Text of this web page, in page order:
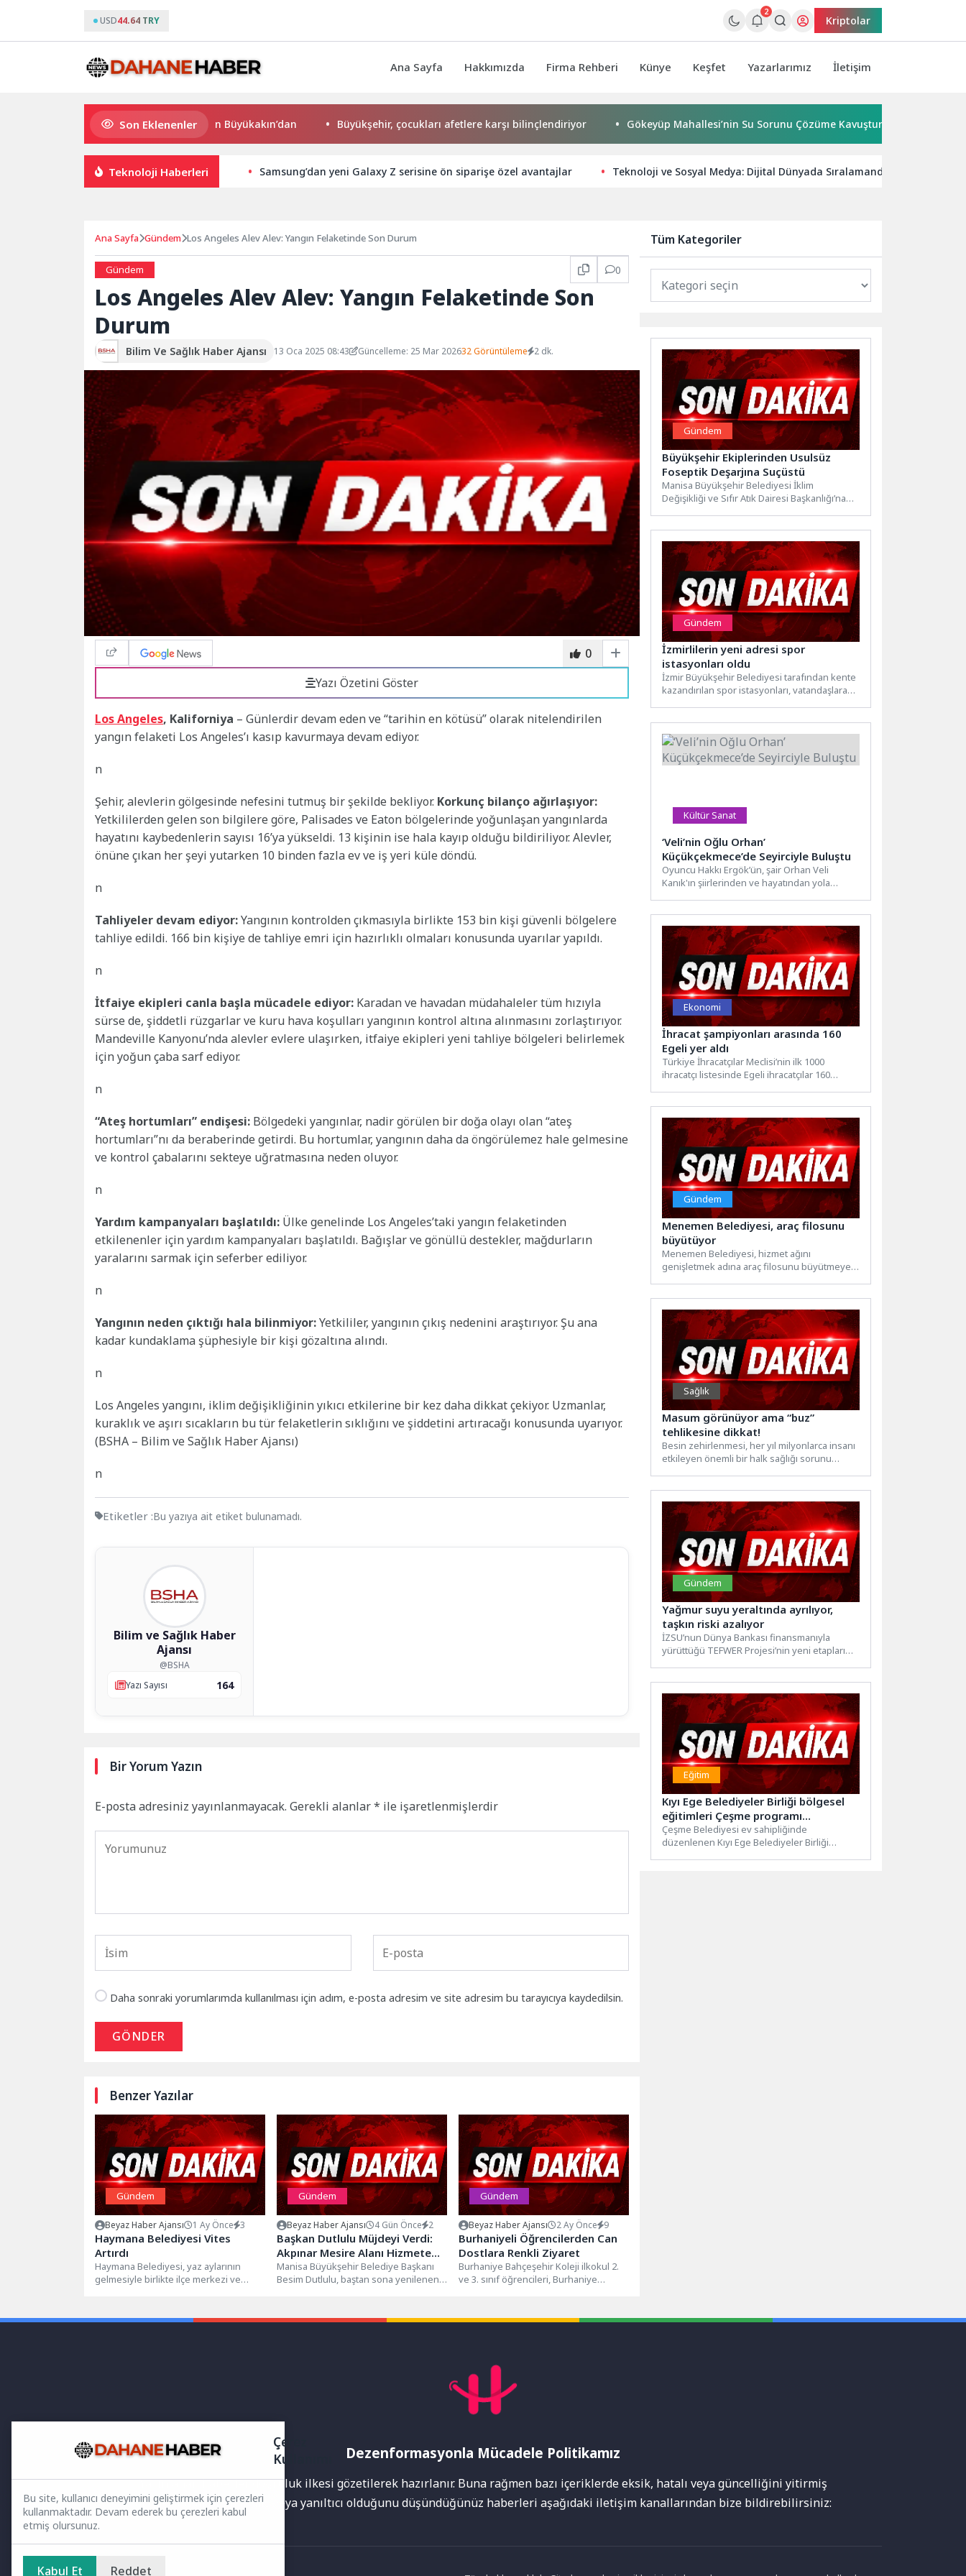
USD44.64 TRY
2
Kriptolar
Ana Sayfa Hakkımızda Firma Rehberi Künye Keşfet Yazarlarımız İletişim
Son Eklenenler
Süper Enduro’da start Başkan Büyükakın’dan Büyükşehir, çocukları afetlere karşı bilinçlendiriyor Gökeyüp Mahallesi’nin Su Sorunu Çözüme Kavuşturuldu
Teknoloji Haberleri Samsung’dan yeni Galaxy Z serisine ön siparişe özel avantajlar Teknoloji ve Sosyal Medya: Dijital Dünyada Sıralamanda Yüksel!
Ana Sayfa Gündem Los Angeles Alev Alev: Yangın Felaketinde Son Durum
Gündem 0
Los Angeles Alev Alev: Yangın Felaketinde Son
Durum
Bilim Ve Sağlık Haber Ajansı 13 Oca 2025 08:43 Güncelleme: 25 Mar 202632 Görüntüleme 2 dk.
0
Yazı Özetini Göster
Los Angeles, Kaliforniya – Günlerdir devam eden ve “tarihin en kötüsü” olarak nitelendirilen
yangın felaketi Los Angeles’ı kasıp kavurmaya devam ediyor.
n
Şehir, alevlerin gölgesinde nefesini tutmuş bir şekilde bekliyor. Korkunç bilanço ağırlaşıyor:
Yetkililerden gelen son bilgilere göre, Palisades ve Eaton bölgelerinde yoğunlaşan yangınlarda
hayatını kaybedenlerin sayısı 16’ya yükseldi. 13 kişinin ise hala kayıp olduğu bildiriliyor. Alevler,
önüne çıkan her şeyi yutarken 10 binden fazla ev ve iş yeri küle döndü.
n
Tahliyeler devam ediyor:Yangının kontrolden çıkmasıyla birlikte 153 bin kişi güvenli bölgelere
tahliye edildi. 166 bin kişiye de tahliye emri için hazırlıklı olmaları konusunda uyarılar yapıldı.
n
İtfaiye ekipleri canla başla mücadele ediyor: Karadan ve havadan müdahaleler tüm hızıyla
sürse de, şiddetli rüzgarlar ve kuru hava koşulları yangının kontrol altına alınmasını zorlaştırıyor.
Mandeville Kanyonu’nda alevler evlere ulaşırken, itfaiye ekipleri yeni tahliye bölgeleri belirlemek
için yoğun çaba sarf ediyor.
n
“Ateş hortumları” endişesi: Bölgedeki yangınlar, nadir görülen bir doğa olayı olan “ateş
hortumları”nı da beraberinde getirdi. Bu hortumlar, yangının daha da öngörülemez hale gelmesine
ve kontrol çabalarını sekteye uğratmasına neden oluyor.
n
Yardım kampanyaları başlatıldı: Ülke genelinde Los Angeles’taki yangın felaketinden
etkilenenler için yardım kampanyaları başlatıldı. Bağışlar ve gönüllü destekler, mağdurların
yaralarını sarmak için seferber ediliyor.
n
Yangının neden çıktığı hala bilinmiyor:Yetkililer, yangının çıkış nedenini araştırıyor. Şu ana
kadar kundaklama şüphesiyle bir kişi gözaltına alındı.
n
Los Angeles yangını, iklim değişikliğinin yıkıcı etkilerine bir kez daha dikkat çekiyor. Uzmanlar,
kuraklık ve aşırı sıcakların bu tür felaketlerin sıklığını ve şiddetini artıracağı konusunda uyarıyor.
(BSHA – Bilim ve Sağlık Haber Ajansı)
n
Etiketler :Bu yazıya ait etiket bulunamadı.
Bilim ve Sağlık Haber
Ajansı
@BSHA
Yazı Sayısı
164
Bir Yorum Yazın
E-posta adresiniz yayınlanmayacak. Gerekli alanlar* ile işaretlenmişlerdir
Daha sonraki yorumlarımda kullanılması için adım, e-posta adresim ve site adresim bu tarayıcıya kaydedilsin.
GÖNDER
Benzer Yazılar
Gündem
Beyaz Haber Ajansı 1 Ay Önce 3
Haymana Belediyesi Vites
Artırdı
Haymana Belediyesi, yaz aylarının
gelmesiyle birlikte ilçe merkezi ve
Gündem
Beyaz Haber Ajansı 4 Gün Önce 2
Başkan Dutlulu Müjdeyi Verdi:
Akpınar Mesire Alanı Hizmete
Açılıyor
Manisa Büyükşehir Belediye Başkanı
Besim Dutlulu, baştan sona yenilenen
Gündem
Beyaz Haber Ajansı 2 Ay Önce 9
Burhaniyeli Öğrencilerden Can
Dostlara Renkli Ziyaret
Burhaniye Bahçeşehir Koleji ilkokul 2.
ve 3. sınıf öğrencileri, Burhaniye
Tüm Kategoriler
Gündem
Büyükşehir Ekiplerinden Usulsüz
Foseptik Deşarjına Suçüstü
Manisa Büyükşehir Belediyesi İklim
Değişikliği ve Sıfır Atık Dairesi Başkanlığı’na
Gündem
İzmirlilerin yeni adresi spor
istasyonları oldu
İzmir Büyükşehir Belediyesi tarafından kente
kazandırılan spor istasyonları, vatandaşlara
Kültür Sanat
‘Veli’nin Oğlu Orhan’
Küçükçekmece’de Seyirciyle Buluştu
Oyuncu Hakkı Ergök’ün, şair Orhan Veli
Kanık'ın şiirlerinden ve hayatından yola
Ekonomi
İhracat şampiyonları arasında 160
Egeli yer aldı
Türkiye İhracatçılar Meclisi’nin ilk 1000
ihracatçı listesinde Egeli ihracatçılar 160
Gündem
Menemen Belediyesi, araç filosunu
büyütüyor
Menemen Belediyesi, hizmet ağını
genişletmek adına araç filosunu büyütmeye
Sağlık
Masum görünüyor ama “buz”
tehlikesine dikkat!
Besin zehirlenmesi, her yıl milyonlarca insanı
etkileyen önemli bir halk sağlığı sorunu
Gündem
Yağmur suyu yeraltında ayrılıyor,
taşkın riski azalıyor
İZSU’nun Dünya Bankası finansmanıyla
yürüttüğü TEFWER Projesi’nin yeni etapları
Eğitim
Kıyı Ege Belediyeler Birliği bölgesel
eğitimleri Çeşme programı
tamamlandı
Çeşme Belediyesi ev sahipliğinde
düzenlenen Kıyı Ege Belediyeler Birliği
Dezenformasyonla Mücadele Politikamız
Yayınlanan haberler doğruluk ilkesi gözetilerek hazırlanır. Buna rağmen bazı içeriklerde eksik, hatalı veya güncelliğini yitirmiş
bilgiler bulunabilir.Yanlış veya yanıltıcı olduğunu düşündüğünüz haberleri aşağıdaki iletişim kanallarından bize bildirebilirsiniz:
Çerez
Kullanımı
Bu site, kullanıcı deneyimini geliştirmek için çerezleri
kullanmaktadır. Devam ederek bu çerezleri kabul
etmiş olursunuz.
Kabul Et Reddet